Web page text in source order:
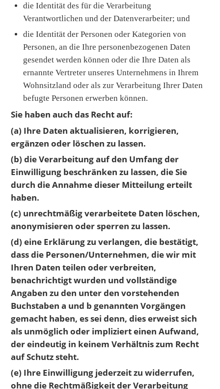
die Identität des für die Verarbeitung
Verantwortlichen und der Datenverarbeiter; und
die Identität der Personen oder Kategorien von
Personen, an die Ihre personenbezogenen Daten
gesendet werden können oder die Ihre Daten als
ernannte Vertreter unseres Unternehmens in Ihrem
Wohnsitzland oder als zur Verarbeitung Ihrer Daten
befugte Personen erwerben können.
Sie haben auch das Recht auf:
(a) Ihre Daten aktualisieren, korrigieren,
ergänzen oder löschen zu lassen.
(b) die Verarbeitung auf den Umfang der
Einwilligung beschränken zu lassen, die Sie
durch die Annahme dieser Mitteilung erteilt
haben.
(c) unrechtmäßig verarbeitete Daten löschen,
anonymisieren oder sperren zu lassen.
(d) eine Erklärung zu verlangen, die bestätigt,
dass die Personen/Unternehmen, die wir mit
Ihren Daten teilen oder verbreiten,
benachrichtigt wurden und vollständige
Angaben zu den unter den vorstehenden
Buchstaben a und b genannten Vorgängen
gemacht haben, es sei denn, dies erweist sich
als unmöglich oder impliziert einen Aufwand,
der eindeutig in keinem Verhältnis zum Recht
auf Schutz steht.
(e) Ihre Einwilligung jederzeit zu widerrufen,
ohne die Rechtmäßigkeit der Verarbeitung